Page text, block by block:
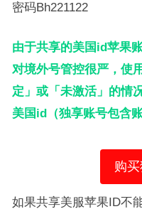
密码Bh221122
由于共享的美国id苹果
对境外号管控很严，使
定」或「未激活」的情
美国id（独享账号包含
购
如果共享美服苹果ID不